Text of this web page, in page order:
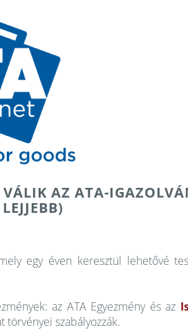
AZ ATA-
egy éven keresztül lehetővé
az ATA Egyezmény és az
törvényei szabályozzák.